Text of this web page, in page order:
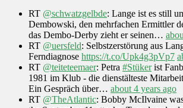
RT @schwatzgelbde: Lange ist es still
Dembowski, den mehrfachen Ermittler
das Dembo-Derby zieht er seinen…
RT @uersfeld: Selbstzerstörung aus
Ferndiagnose https://t.co/Upk4g3pVp7
RT @teiteteemaer: Petra #Stükerist
1981 im Klub - die dienstälteste
Ein Gespräch über… about 4 years ago
RT @TheAtlantic: Bobby McIlvaine